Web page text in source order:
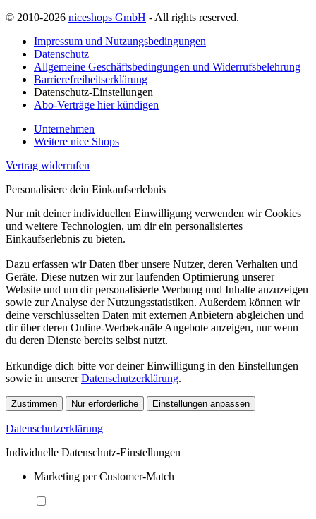
© 2010-2026 niceshops GmbH - All rights reserved.
Impressum und Nutzungsbedingungen
Datenschutz
Allgemeine Geschäftsbedingungen und Widerrufsbelehrung
Barrierefreiheitserklärung
Datenschutz-Einstellungen
Abo-Verträge hier kündigen
Unternehmen
Weitere nice Shops
Vertrag widerrufen
Personalisiere dein Einkaufserlebnis
Nur mit deiner individuellen Einwilligung verwenden wir Cookies
und weitere Technologien, um dir ein personalisiertes
Einkaufserlebnis zu bieten.
Dazu erfassen wir Daten über unsere Nutzer, deren Verhalten und
Geräte. Diese nutzen wir zur laufenden Optimierung unserer
Website und um dir personalisierte Werbung und Inhalte anzuzeigen
sowie zur Analyse der Nutzungsstatistiken. Außerdem können wir
deine verschlüsselten Daten mit externen Anbietern abgleichen und
dir über deren Online-Werbekanäle Angebote anzeigen, nur wenn
du deren Dienste bereits selbst nutzt.
Erkundige dich bitte vor deiner Einwilligung in den Einstellungen
sowie in unsererDatenschutzerklärung.
Zustimmen Nur erforderliche Einstellungen anpassen
Datenschutzerklärung
Individuelle Datenschutz-Einstellungen
Marketing per Customer-Match